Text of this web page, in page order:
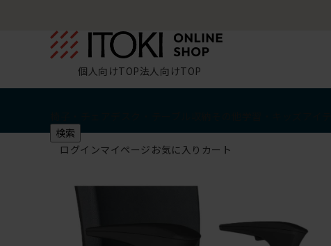
個人向けTOP法人向けTOP
検索
ログインマイページ お気に入り カート